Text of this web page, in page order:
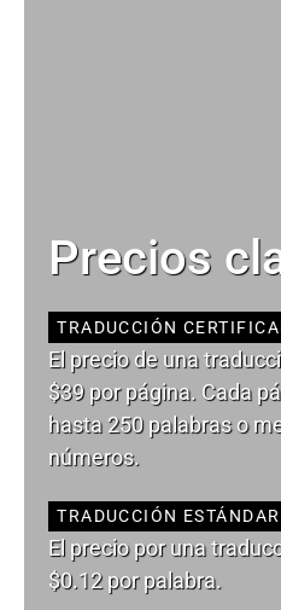
Precios
TRADUCCIÓN
El precio de una
$39 por página. Cada
hasta 250 palabras o
números.
TRADUCCIÓN ESTÁNDAR
El precio por una
$0.12 por palabra.